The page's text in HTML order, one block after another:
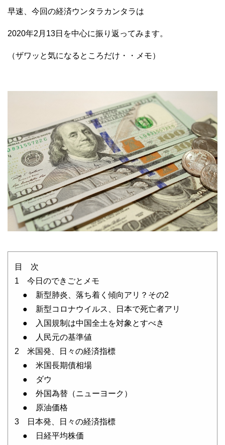
早速、今回の経済ウンタラカンタラは
2020年2月13日を中心に振り返ってみます。
（ザワッと気になるところだけ・・メモ）
目 次
1 今日のできごとメモ
● 新型肺炎、落ち着く傾向アリ？その2
● 新型コロナウイルス、日本で死亡者アリ
● 入国規制は中国全土を対象とすべき
● 人民元の基準値
2 米国発、日々の経済指標
● 米国長期債相場
● ダウ
● 外国為替（ニューヨーク）
● 原油価格
3 日本発、日々の経済指標
● 日経平均株価